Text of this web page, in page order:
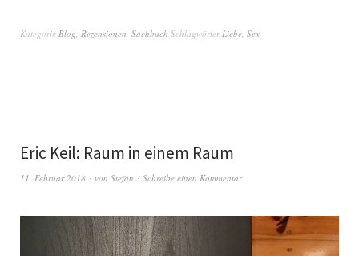
Kategorie Blog, Rezensionen, Sachbuch SchlagwörterLiebe, Sex
Eric Keil: Raum in einem Raum
11. Februar 2018 von Stefan Schreibe einen Kommentar